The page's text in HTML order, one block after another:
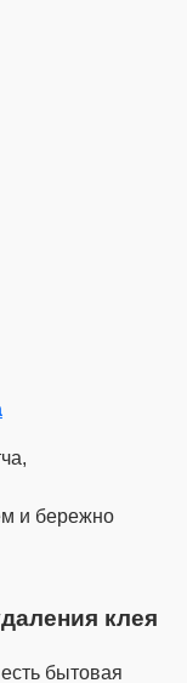
и бережно
клея
бытовая